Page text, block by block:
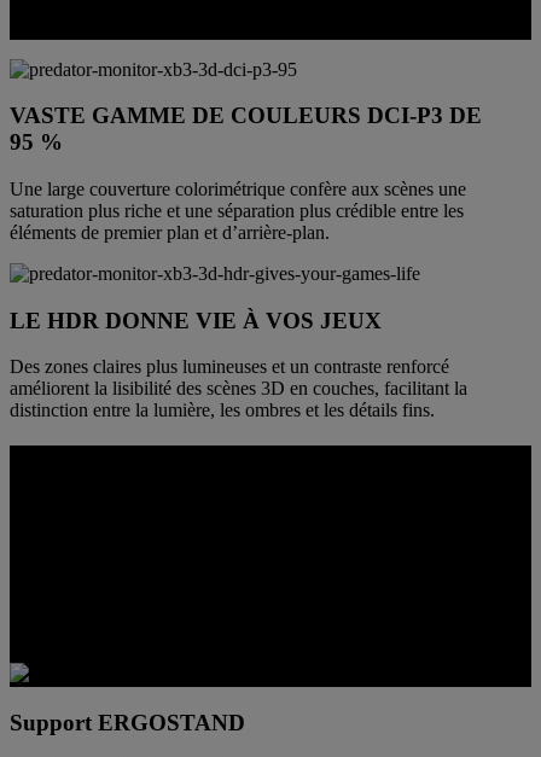
VASTE GAMME DE COULEURS DCI-P3 DE
95 %
Une large couverture colorimétrique confère aux scènes une
saturation plus riche et une séparation plus crédible entre les
éléments de premier plan et d’arrière-plan.
LE HDR DONNE VIE À VOS JEUX
Des zones claires plus lumineuses et un contraste renforcé
améliorent la lisibilité des scènes 3D en couches, facilitant la
distinction entre la lumière, les ombres et les détails fins.
Support ERGOSTAND